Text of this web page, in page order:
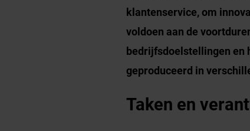
klantenservice, om
voldoen aan de
bedrijfsdoelstellingen en
geproduceerd in
Taken en